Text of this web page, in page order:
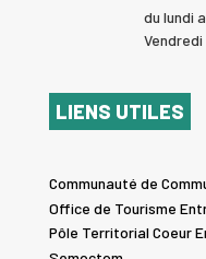
du lundi
LIENS UTILES
Communauté de
Office de Tourisme
Pôle Territorial Coeur